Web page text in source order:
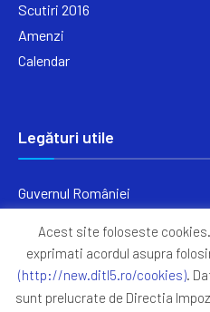
Scutiri 2016
Amenzi
Calendar
Legături utile
Guvernul României
Primăria Sectorul 5
ANAF
Acest site foloseste
exprimati acordul asupra
(http://new.ditl5.ro/cookies).
sunt prelucrate de Directia